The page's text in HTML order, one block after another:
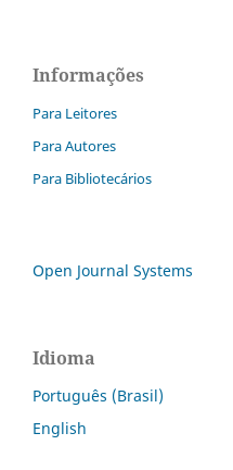
Informações
Para Leitores
Para Autores
Para Bibliotecários
Open Journal Systems
Idioma
Português (Brasil)
English